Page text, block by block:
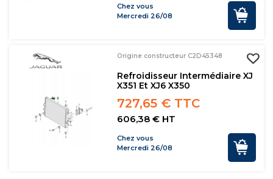
Chez vous
Mercredi 26/08
Origine constructeur C2D45348
Refroidisseur Intermédiaire XJ
X351 Et XJ6 X350
727,65 € TTC
606,38 € HT
Chez vous
Mercredi 26/08